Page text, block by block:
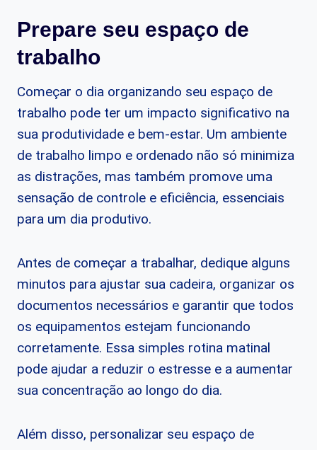
Prepare seu espaço de
trabalho
Começar o dia organizando seu espaço de
trabalho pode ter um impacto significativo na
sua produtividade e bem-estar. Um ambiente
de trabalho limpo e ordenado não só minimiza
as distrações, mas também promove uma
sensação de controle e eficiência, essenciais
para um dia produtivo.
Antes de começar a trabalhar, dedique alguns
minutos para ajustar sua cadeira, organizar os
documentos necessários e garantir que todos
os equipamentos estejam funcionando
corretamente. Essa simples rotina matinal
pode ajudar a reduzir o estresse e a aumentar
sua concentração ao longo do dia.
Além disso, personalizar seu espaço de